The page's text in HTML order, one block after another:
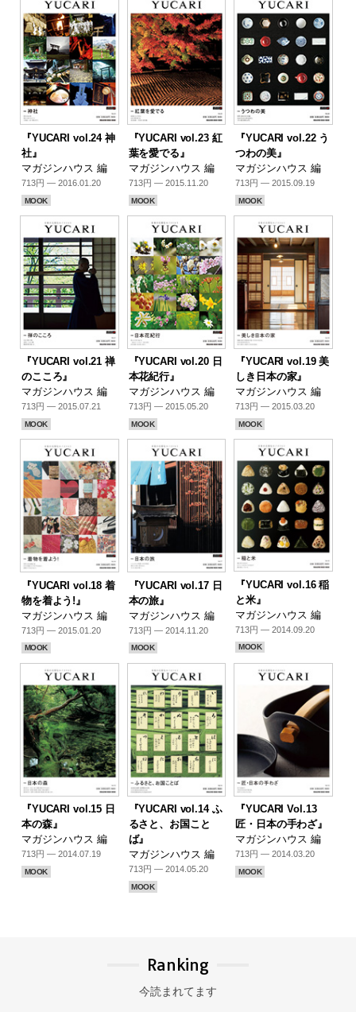
『YUCARI vol.24 神
社』
マガジンハウス 編
713円 — 2016.01.20
MOOK
『YUCARI vol.23 紅
葉を愛でる』
マガジンハウス 編
713円 — 2015.11.20
MOOK
『YUCARI vol.22 う
つわの美』
マガジンハウス 編
713円 — 2015.09.19
MOOK
『YUCARI vol.21 禅
のこころ』
マガジンハウス 編
713円 — 2015.07.21
MOOK
『YUCARI vol.20 日
本花紀行』
マガジンハウス 編
713円 — 2015.05.20
MOOK
『YUCARI vol.19 美
しき日本の家』
マガジンハウス 編
713円 — 2015.03.20
MOOK
『YUCARI vol.18 着
物を着よう!』
マガジンハウス 編
713円 — 2015.01.20
MOOK
『YUCARI vol.17 日
本の旅』
マガジンハウス 編
713円 — 2014.11.20
MOOK
『YUCARI vol.16 稲
と米』
マガジンハウス 編
713円 — 2014.09.20
MOOK
『YUCARI vol.15 日
本の森』
マガジンハウス 編
713円 — 2014.07.19
MOOK
『YUCARI vol.14 ふ
るさと、お国こと
ば』
マガジンハウス 編
713円 — 2014.05.20
MOOK
『YUCARI Vol.13
匠・日本の手わざ』
マガジンハウス 編
713円 — 2014.03.20
MOOK
Ranking
今読まれてます